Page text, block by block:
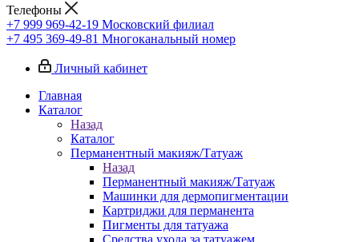
Телефоны
+7 999 969-42-19 Московский филиал
+7 495 369-49-81 Многоканальный номер
Личный кабинет
Главная
Каталог
Назад
Каталог
Перманентный макияж/Татуаж
Назад
Перманентный макияж/Татуаж
Машинки для дермопигментации
Картриджи для перманента
Пигменты для татуажа
Средства ухода за татуажем